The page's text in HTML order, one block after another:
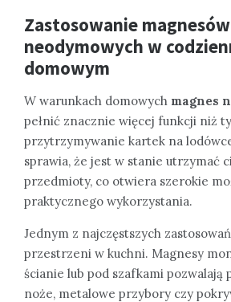
Zastosowanie magnesów
neodymowych w
domowym
W warunkach domowych magnes
pełnić znacznie więcej funkcji niż
przytrzymywanie kartek na
sprawia, że jest w stanie utrzymać
przedmioty, co otwiera szerokie
praktycznego wykorzystania.
Jednym z najczęstszych
przestrzeni w kuchni. Magnesy
ścianie lub pod szafkami pozwalają
noże, metalowe przybory czy